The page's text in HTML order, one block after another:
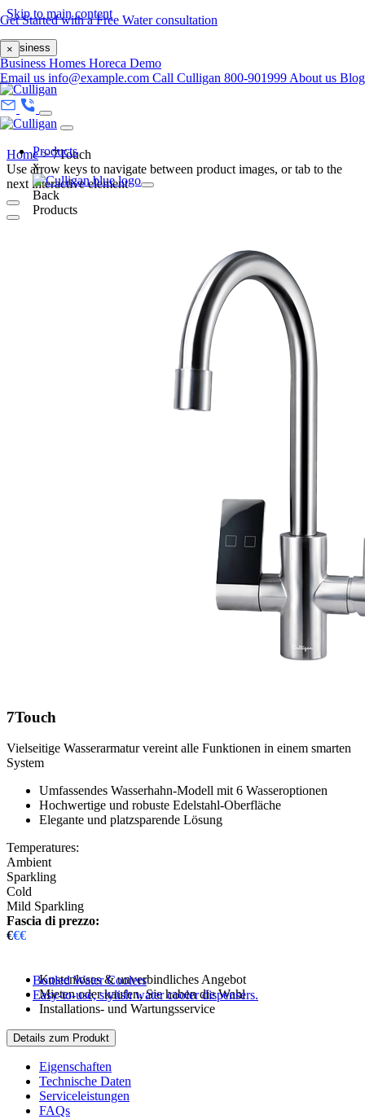
Skip to main content
Get Started with a Free Water consultation
×
Business
Business Homes Horeca Demo
Email us info@example.com Call Culligan 800-901999 About us
Products
x
Back
Products
Bottled Water Coolers
Easy-to-use, stylish water cooler dispensers.
Home>7Touch
Use arrow keys to navigate between product images, or tab to the
next interactive element
7Touch
Vielseitige Wasserarmatur vereint alle Funktionen in einem smarten
System
Umfassendes Wasserhahn-Modell mit 6 Wasseroptionen
Hochwertige und robuste Edelstahl-Oberfläche
Elegante und platzsparende Lösung
Temperatures:
Ambient
Sparkling
Cold
Mild Sparkling
Fascia di prezzo:
€€€
Kostenloses & unverbindliches Angebot
Mieten oder kaufen, Sie haben die Wahl
Installations- und Wartungsservice
Details zum Produkt
Eigenschaften
Technische Daten
Serviceleistungen
FAQs